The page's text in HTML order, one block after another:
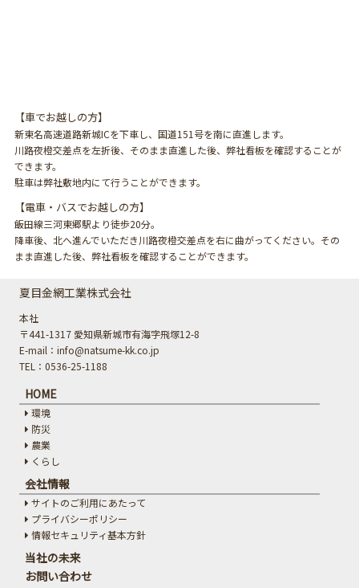
【車でお越しの方】
新東名高速道路新城ICを下車し、国道151号を南に直進します。
川路夜橙交差点を左折後、そのまま直進した後、弊社看板を確認することが
できます。
駐車は弊社敷地内にて行うことができます。
【電車・バスでお越しの方】
飯田線三河東郷駅より徒歩20分。
降車後、北へ進んでいただき川路夜橙交差点を右に曲がってください。その
まま直進した後、弊社看板を確認することができます。
夏目金網工業株式会社
本社
〒441-1317 愛知県新城市有海字飛塚12-8
E-mail：info@natsume-kk.co.jp
TEL：0536-25-1188
HOME
環境
防災
農業
くらし
会社情報
サイトのご利用にあたって
プライバシーポリシー
情報セキュリティ基本方針
当社の未来
お問い合わせ